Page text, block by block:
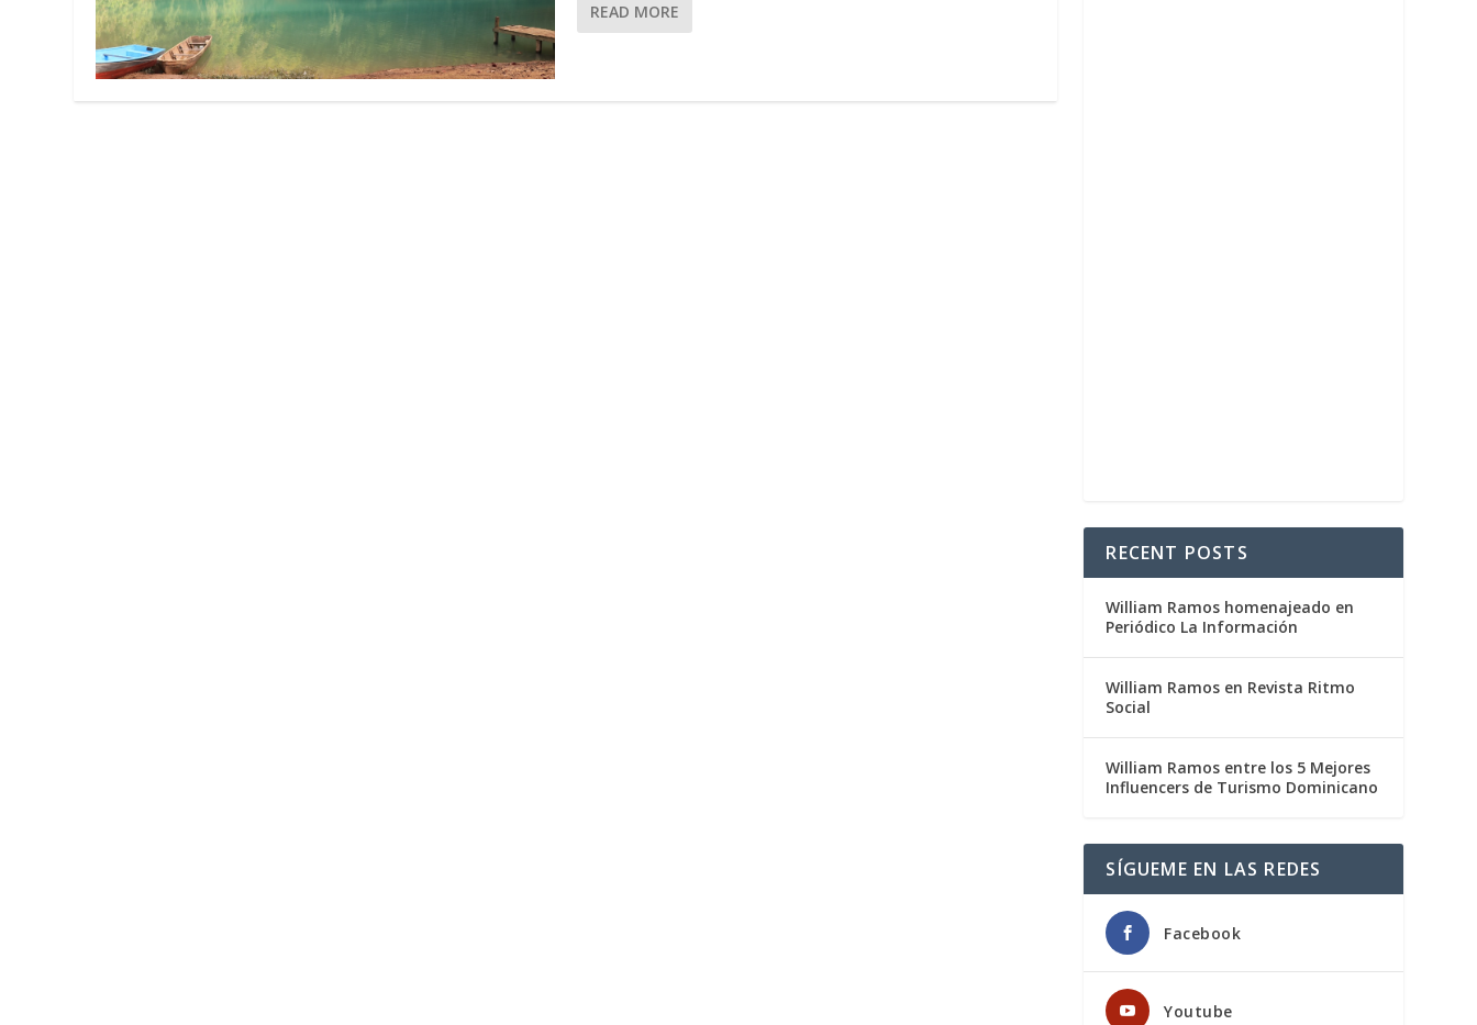
READ MORE
RECENT POSTS
William Ramos homenajeado en
Periódico La Información
William Ramos en Revista Ritmo
Social
William Ramos entre los 5 Mejores
Influencers de Turismo Dominicano
SÍGUEME EN LAS REDES
Facebook
Youtube